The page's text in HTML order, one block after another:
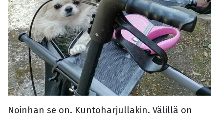
Noinhan se on. Kuntoharjullakin. Välillä on